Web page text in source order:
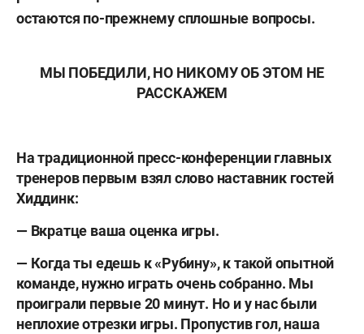
остаются по-прежнему сплошные вопросы.
МЫ ПОБЕДИЛИ, НО НИКОМУ ОБ ЭТОМ НЕ
РАССКАЖЕМ
На традиционной пресс-конференции главных
тренеров первым взял слово наставник гостей
Хиддинк:
— Вкратце ваша оценка игры.
— Когда ты едешь к «Рубину», к такой опытной
команде, нужно играть очень собранно. Мы
проиграли первые 20 минут. Но и у нас были
неплохие отрезки игры. Пропустив гол, наша